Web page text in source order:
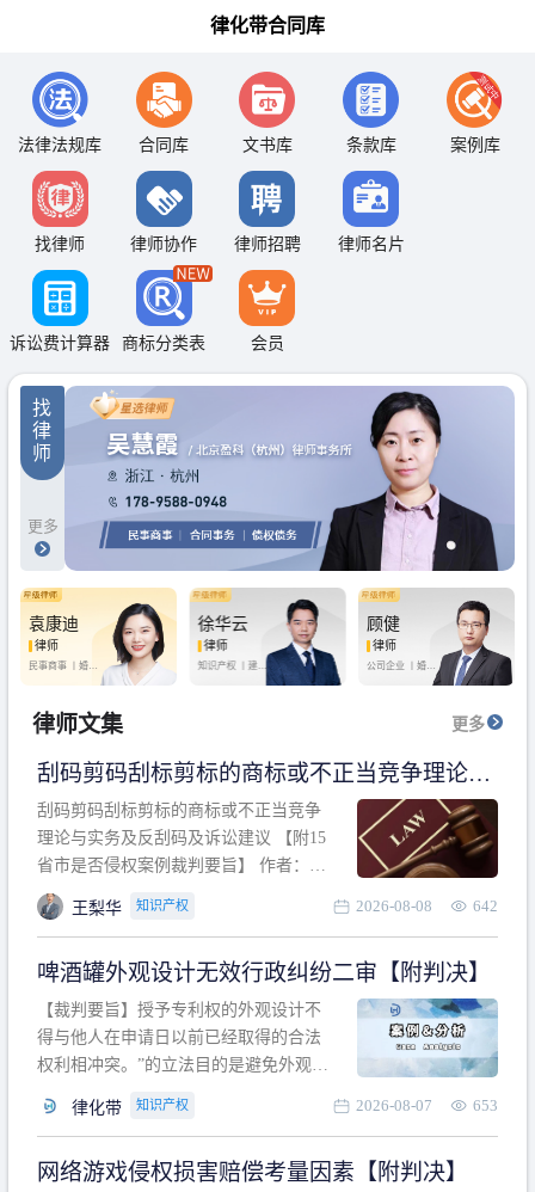
律化带合同库
法律法规库 合同库 文书库 条款库 案例库
找律师 律师协作 律师招聘 律师名片
诉讼费计算器 商标分类表 会员
找
律
师
更多
袁康迪
律师
民事商事 丨 婚姻
徐华云
律师
知识产权 丨 建设
顾健
律师
公司企业 丨婚姻
房产纠纷
律师文集 更多
刮码剪码刮标剪标的商标或不正当竞争理论与
实务及反刮码及诉讼建议 【附15省市是否侵权
案例裁判要旨】
刮码剪码刮标剪标的商标或不正当竞争
理论与实务及反刮码及诉讼建议 【附15
省市是否侵权案例裁判要旨】 作者：浙
江杭知桥律师事务所 王梨华 周靖超 【导
读】 第一部分：刮码剪码刮标剪标的商
诉讼建议 第二部分：15省市是否侵权案
例的裁判要旨 目录 第一部分、刮码剪码
刮
王梨华 知识产权 2026-08-08 642
啤酒罐外观设计无效行政纠纷二审【附判决】
【裁判要旨】授予专利权的外观设计不
得与他人在申请日以前已经取得的合法
权利相冲突。”的立法目的是避免外观设
冲突。基于此，凡是因该外观设计的实
于该款规定的规制范畴。“合法权利”不宜
律化带 知识产权 2026-08-07 653
网络游戏侵权损害赔偿考量因素【附判决】